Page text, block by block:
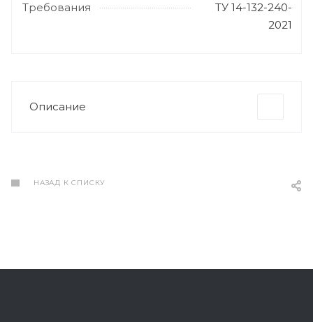
Требования
ТУ 14-132-240-
2021
Описание
НАЗАД К СПИСКУ